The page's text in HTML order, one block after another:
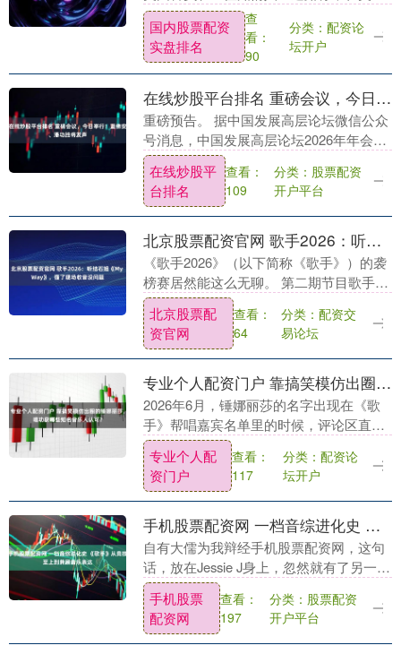
伊战争持续三周之后国内股票配资实盘排
名，特朗普政府已开始就下一阶段的行动
以及与伊朗的和....
国内股票配资
实盘排名
查
看：
90
分类：配资论
坛开户
在线炒股平台排名 重磅会议，今日举行！蓝佛安、潘功胜将发声
重磅预告。 据中国发展高层论坛微信公众
号消息，中国发展高层论坛2026年年会将
于3月22日至23日在北京召开，主题为“‘十
五五’的中国：高质量发展与共创新机
遇”....
在线炒股平
台排名
查看：
109
分类：股票配资
开户平台
北京股票配资官网 歌手2026：听结石姐《My Way》，懂了现场收音没问题
《歌手2026》（以下简称《歌手》）的袭
榜赛居然能这么无聊。 第二期节目歌手们
的选曲，简直是要透支一整季的抒情歌曲
的份额，人人都是“胡彦斌”，都只想让观
众哭。 ....
北京股票配
资官网
查看：
64
分类：配资交
易论坛
专业个人配资门户 靠搞笑模仿出圈的锤娜丽莎，唱功获哪些知名音乐人认可？
2026年6月，锤娜丽莎的名字出现在《歌
手》帮唱嘉宾名单里的时候，评论区直接
炸了。 网友翻出她这些年在综艺里模仿各
路明星、扮丑搞怪的片段，所有人都在说
她“靠搞笑....
专业个人配
资门户
查看：
117
分类：配资论
坛开户
手机股票配资网 一档音综进化史 《歌手》从竞技至上到兼顾音乐表达
自有大儒为我辩经手机股票配资网，这句
话，放在Jessie J身上，忽然就有了另一层
意思。 八年前，她横扫《歌手2018》，用
教科书级别的演唱拿下歌王桂冠。八年
后....
手机股票
配资网
查看：
197
分类：股票配资
开户平台